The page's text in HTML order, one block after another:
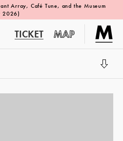
Array, Café Tune, and the Museum
2026)
TICKET MAP